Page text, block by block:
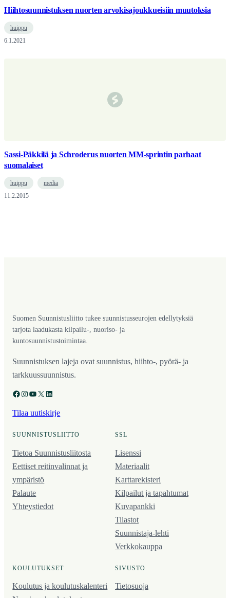
Hiihtosuunnistuksen nuorten arvokisajoukkueisiin muutoksia
huippu
6.1.2021
Sassi-Päkkilä ja Schroderus nuorten MM-sprintin parhaat
suomalaiset
huippu
media
11.2.2015
Suomen Suunnistusliitto tukee suunnistusseurojen edellytyksiä
tarjota laadukasta kilpailu-, nuoriso- ja
kuntosuunnistustoimintaa.
Suunnistuksen lajeja ovat suunnistus, hiihto-, pyörä- ja
tarkkuussuunnistus.
Facebook Instagram YouTube X LinkedIn
Tilaa uutiskirje
SUUNNISTUSLIITTO
Tietoa Suunnistusliitosta
Eettiset reitinvalinnat ja
ympäristö
Palaute
Yhteystiedot
SSL
Lisenssi
Materiaalit
Karttarekisteri
Kilpailut ja tapahtumat
Kuvapankki
Tilastot
Suunnistaja-lehti
Verkkokauppa
KOULUTUKSET
Koulutus ja koulutus­kalenteri
SIVUSTO
Tietosuoja